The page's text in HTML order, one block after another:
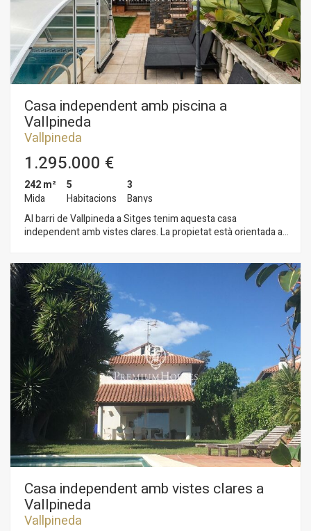
Casa independent amb piscina a
Vallpineda
Vallpineda
1.295.000 €
242 m²
Mida
5
Habitacions
3
Banys
Al barri de Vallpineda a Sitges tenim aquesta casa
independent amb vistes clares. La propietat està orientada a
baixa tenim un saló-menjador amb sortida a una gran terrassa
que accedeix al jardí ia la piscina. Tot seguit, hi ha una cuina
independent amb safareig i un traster. Des d´aquesta s
´accedeix a una terrassa amb una barbacoa. A més, a la
mateixa planta, tenim una habitació doble i un bany complet. A
la primera planta tenim dues habitacions dobles, una en suite
amb sortida a una terrassa amb vistes al mar. Un bany complet
dóna servei a la segona habitació doble. Al soterrani tenim
dues habitacions dobles més, un lavabo i un celler. Totes les
habitacions tenen armaris de paret. La piscina està coberta, hi
ha un pàrquing boxer amb capacitat per a un cotxe, però dins
de la casa hi ha espai força per aparcar tres cotxes més. El
barri de Vallpineda de Sitges és una zona tranquil·la cada any,
amb seguretat les 24 hores i proximitat a escoles
internacionals. L'accés a l'autopista C-32 direcció Barcelona i el
vostre aeroport és molt fàcil i ràpid.
Casa independent amb vistes clares a
Vallpineda
Vallpineda